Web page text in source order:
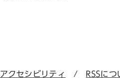
アクセシビリティ RSSにつ